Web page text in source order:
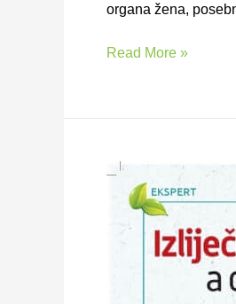
organa žena,
Read More »
Izliječila
kćerku,